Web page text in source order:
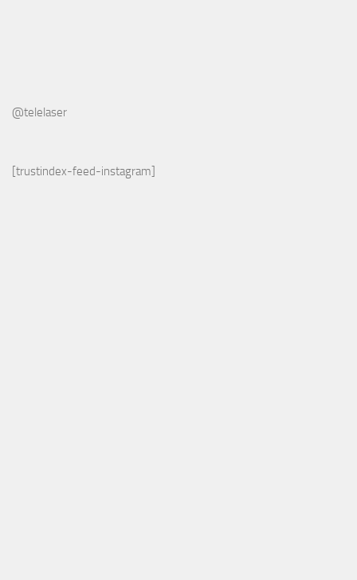
@telelaser
[trustindex-feed-instagram]